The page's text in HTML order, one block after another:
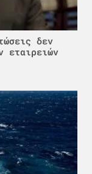
δεν
εταιρειών